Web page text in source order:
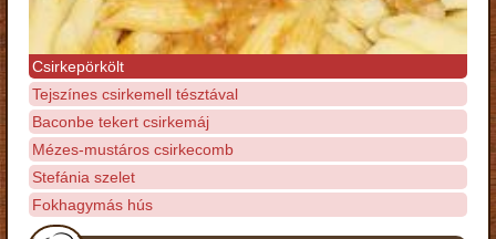
Csirkepörkölt
Tejszínes csirkemell tésztával
Baconbe tekert csirkemáj
Mézes-mustáros csirkecomb
Stefánia szelet
Fokhagymás hús